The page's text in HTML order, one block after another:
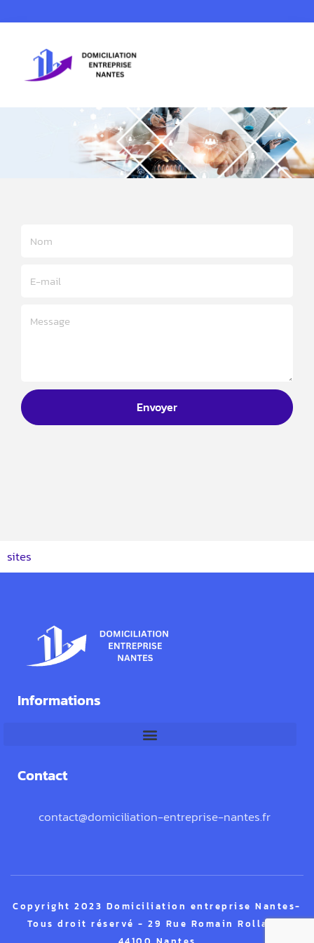
Envoyer
sites
Informations
Contact
contact@domiciliation-entreprise-nantes.fr
Copyright 2023 Domiciliation entreprise Nantes-
Tous droit réservé - 29 Rue Romain Rolland,